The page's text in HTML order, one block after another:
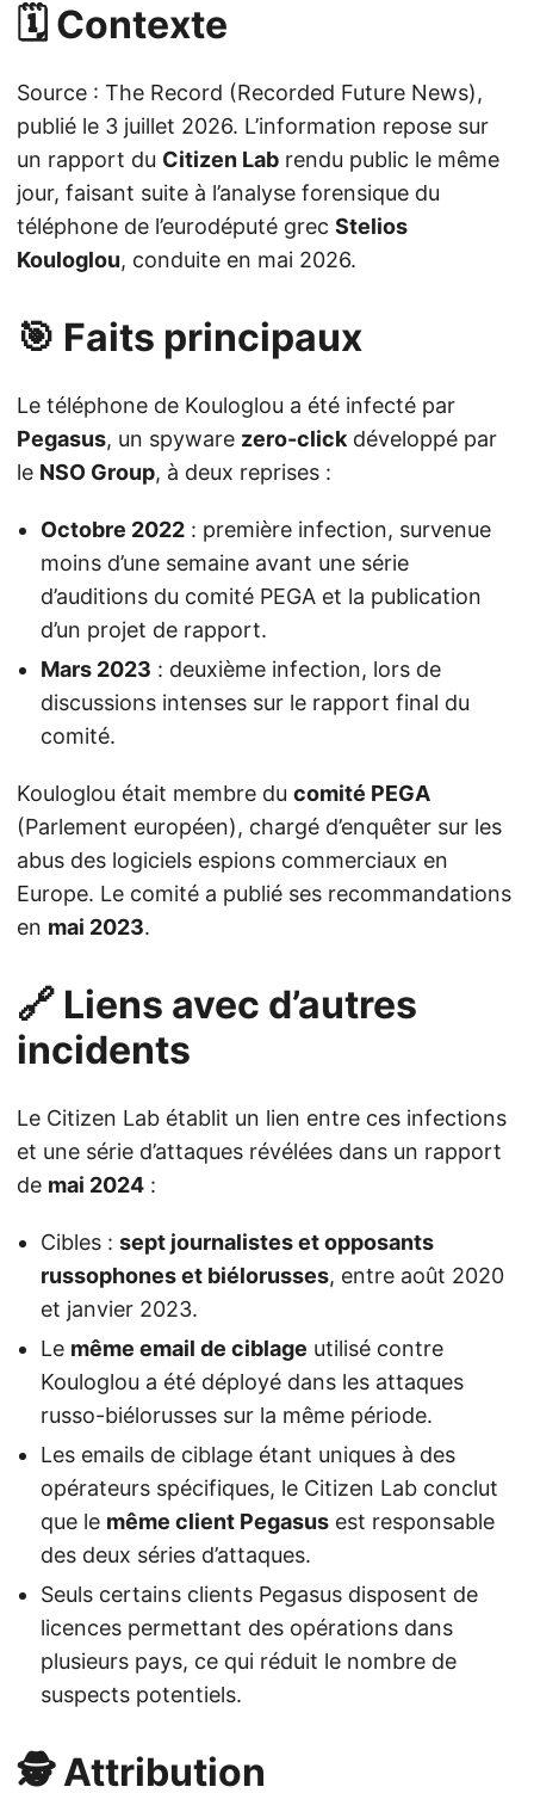
🗓️ Contexte
Source : The Record (Recorded Future News),
publié le 3 juillet 2026. L’information repose sur
un rapport du Citizen Lab rendu public le même
jour, faisant suite à l’analyse forensique du
téléphone de l’eurodéputé grec Stelios
Kouloglou, conduite en mai 2026.
🎯 Faits principaux
Le téléphone de Kouloglou a été infecté par
Pegasus, un spyware zero-clickdéveloppé par
le NSO Group, à deux reprises :
Octobre 2022 : première infection, survenue
moins d’une semaine avant une série
d’auditions du comité PEGA et la publication
d’un projet de rapport.
Mars 2023 : deuxième infection, lors de
discussions intenses sur le rapport final du
comité.
Kouloglou était membre du comité PEGA
(Parlement européen), chargé d’enquêter sur les
abus des logiciels espions commerciaux en
Europe. Le comité a publié ses recommandations
en mai 2023.
🔗 Liens avec d’autres
incidents
Le Citizen Lab établit un lien entre ces infections
et une série d’attaques révélées dans un rapport
de mai 2024 :
Cibles : sept journalistes et opposants
russophones et biélorusses, entre août 2020
et janvier 2023.
Le même email de ciblage utilisé contre
Kouloglou a été déployé dans les attaques
russo-biélorusses sur la même période.
Les emails de ciblage étant uniques à des
opérateurs spécifiques, le Citizen Lab conclut
que le même client Pegasus est responsable
des deux séries d’attaques.
Seuls certains clients Pegasus disposent de
licences permettant des opérations dans
plusieurs pays, ce qui réduit le nombre de
suspects potentiels.
🕵️ Attribution